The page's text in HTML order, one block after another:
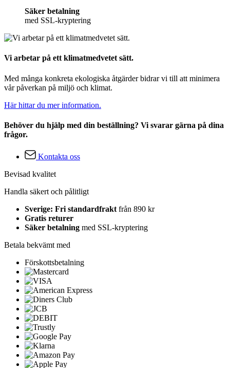
Säker betalning
med SSL-kryptering
Vi arbetar på ett klimatmedvetet sätt.
Med många konkreta ekologiska åtgärder bidrar vi till att minimera
vår påverkan på miljö och klimat.
Här hittar du mer information.
Behöver du hjälp med din beställning? Vi svarar gärna på dina
frågor.
Kontakta oss
Bevisad kvalitet
Handla säkert och pålitligt
Sverige: Fri standardfrakt från 890 kr
Gratis returer
Säker betalning med SSL-kryptering
Betala bekvämt med
Förskottsbetalning